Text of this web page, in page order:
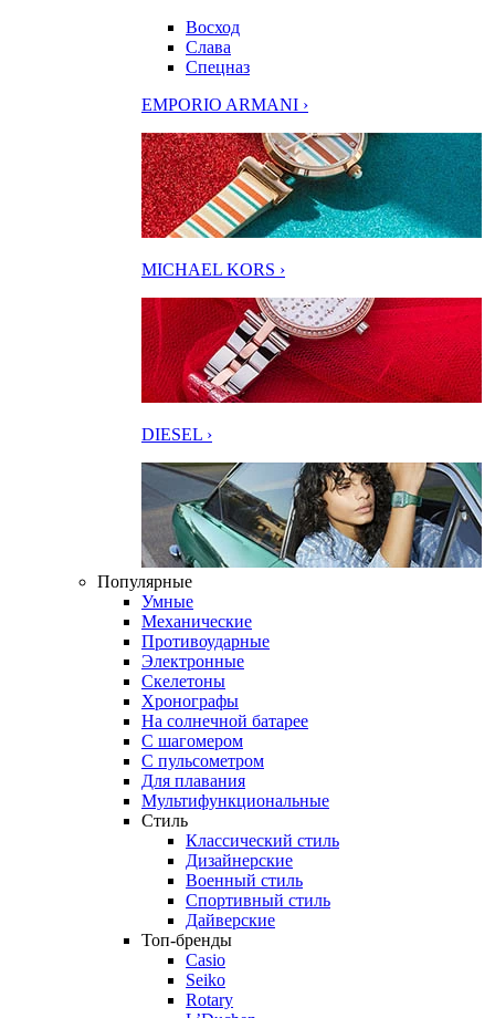
Восход
Слава
Спецназ
EMPORIO ARMANI ›
MICHAEL KORS ›
DIESEL ›
Популярные
Умные
Механические
Противоударные
Электронные
Скелетоны
Хронографы
На солнечной батарее
С шагомером
С пульсометром
Для плавания
Мультифункциональные
Стиль
Классический стиль
Дизайнерские
Военный стиль
Спортивный стиль
Дайверские
Топ-бренды
Casio
Seiko
Rotary